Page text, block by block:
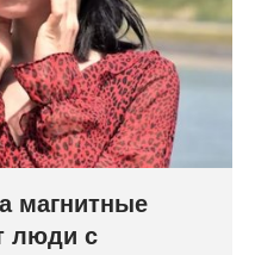
магнитные
люди с